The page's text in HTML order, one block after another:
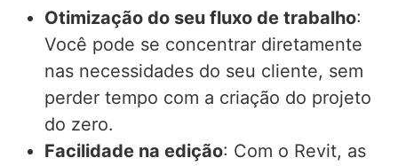
Otimização do seu fluxo de trabalho:
Você pode se concentrar diretamente
nas necessidades do seu cliente, sem
perder tempo com a criação do projeto
do zero.
Facilidade na edição: Com o Revit, as